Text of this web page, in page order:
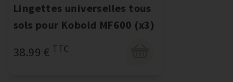
Lingettes universelles tous
sols pour Kobold MF600 (x3)
38.99 € TTC